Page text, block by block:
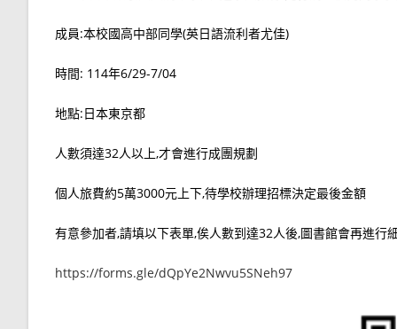
成員:本校國高中部同學(英日語流利者尤佳)
時間: 114年6/29-7/04
地點:日本東京都
人數須達32人以上,才會進行成團規劃
個人旅費約5萬3000元上下,待學校辦理招標決定最後金額
有意參加者,請填以下表單,俟人數到達32人後,圖書館會再進行
https://forms.gle/dQpYe2Nwvu5SNeh97